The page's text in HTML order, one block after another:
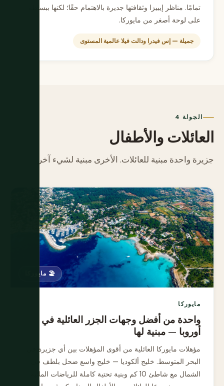
تمامًا. مناظر إيبيزا وثقافتها جديرة بالاهتمام حقًا؛ لكنها ببساطة
على لوحة أصغر من مايوركا.
جميلة — إس فيدرا ودالت فيلا عالمية المستوى
الجولة 4
العائلات والأطفال
جزيرة واحدة مبنية للعائلات. الأخرى مبنية لشيء آخر.
🏖️ مايوركا
مايوركا
واحدة من أفضل وجهات الجزر العائلية في
أوروبا — مبنية لها
مؤهلات مايوركا العائلية من أقوى المؤهلات بين أي جزيرة في
البحر المتوسط. خليج ألكوديا — خليج واسع ضحل بلطف في
الشمال مع شاطئ 10 كم وبنية تحتية كاملة للرياضات المائية